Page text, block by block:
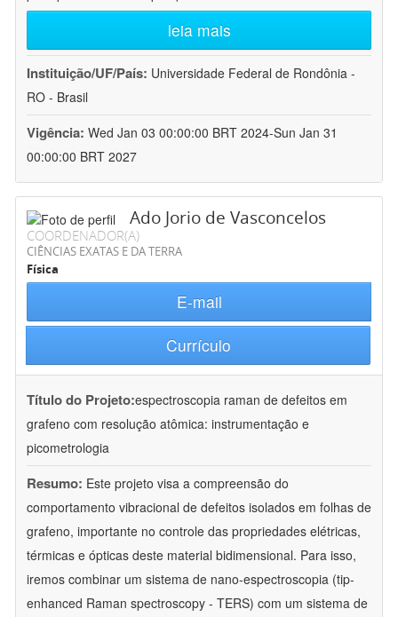
leia mais
Instituição/UF/País: Universidade Federal de Rondônia -
RO - Brasil
Vigência: Wed Jan 03 00:00:00 BRT 2024-Sun Jan 31
00:00:00 BRT 2027
Ado Jorio de Vasconcelos
COORDENADOR(A)
CIÊNCIAS EXATAS E DA TERRA
Física
E-mail
Currículo
Título do Projeto:espectroscopia raman de defeitos em
grafeno com resolução atômica: instrumentação e
picometrologia
Resumo: Este projeto visa a compreensão do
comportamento vibracional de defeitos isolados em folhas de
grafeno, importante no controle das propriedades elétricas,
térmicas e ópticas deste material bidimensional. Para isso,
iremos combinar um sistema de nano-espectroscopia (tip-
enhanced Raman spectroscopy - TERS) com um sistema de